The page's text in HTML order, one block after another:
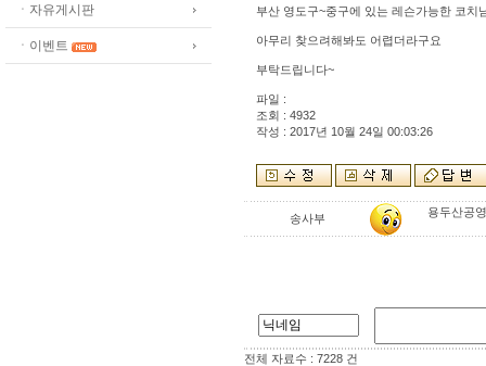
ㆍ자유게시판
ㆍ이벤트
부산 영도구~중구에 있는 레슨가능한 코치
아무리 찾으려해봐도 어렵더라구요
부탁드립니다~
파일 :
조회 : 4932
작성 : 2017년 10월 24일 00:03:26
송사부 용두산공
전체 자료수 : 7228 건